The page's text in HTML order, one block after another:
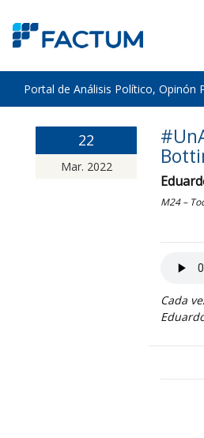
Portal de Análisis Político, Opinón
22
Mar. 2022
M24 –
Cada